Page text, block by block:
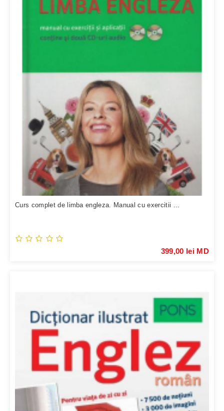
Curs complet de limba engleza. Manual cu exercitii ...
399,00 lei MD